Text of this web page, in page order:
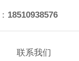
18510938576
联系我们